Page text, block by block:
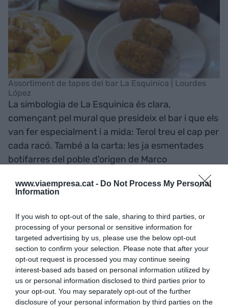
www.viaempresa.cat - Do Not Process My Personal
Information
If you wish to opt-out of the sale, sharing to third parties, or
processing of your personal or sensitive information for
targeted advertising by us, please use the below opt-out
section to confirm your selection. Please note that after your
opt-out request is processed you may continue seeing
interest-based ads based on personal information utilized by
us or personal information disclosed to third parties prior to
your opt-out. You may separately opt-out of the further
disclosure of your personal information by third parties on the
Assortiment de tapes del bar La Esquinica | Lourdes
López
La simbologia de La Esquinica és clara,
començant pel mural que presideix el bar i que els
van fer especialment i a mida: Terol treu el cap per
cada racó. També a la carta: les ja esmentades
botifarres del poble d'origen de Marco
(Villarquemado), la llonganissa, el pernil de Terol, la
cansalada…
La clientela és un mix transgeneracional amb
parelles de 20 anys, famílies d'uns 40, amb nens
petits, i també gent del barri que supera els 70 i
menja sola. “Els jubilats són la clientela del matí
que dina a fort -assegura l'empresari-. La veritat
que tenim molt pocs turistes”. Algun despistat
treu el cap de tant en tant per la porta buscant